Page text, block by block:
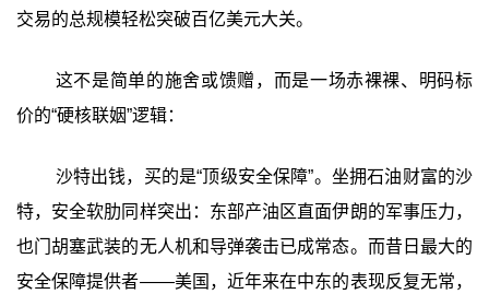
交易的总规模轻松突破百亿美元大关。
这不是简单的施舍或馈赠，而是一场赤裸裸、明码标
价的“硬核联姻”逻辑：
沙特出钱，买的是“顶级安全保障”‍。坐拥石油财富的沙
特，安全软肋同样突出：东部产油区直面伊朗的军事压力，
也门胡塞武装的无人机和导弹袭击已成常态。而昔日最大的
安全保障提供者——美国，近年来在中东的表现反复无常，